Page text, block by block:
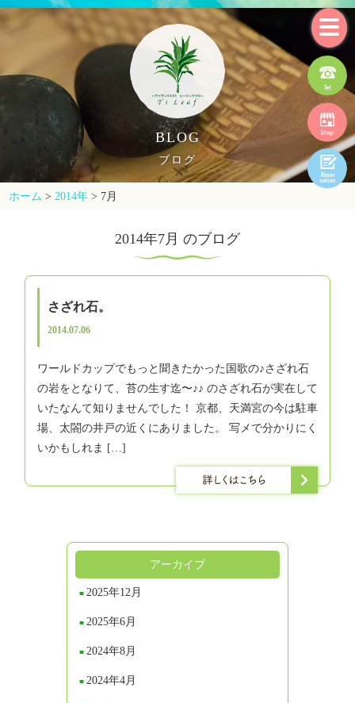
BLOG
ブログ
ホーム >2014年 > 7月
2014年7月 のブログ
さざれ石。
2014.07.06
ワールドカップでもっと聞きたかった国歌の♪さざれ石
の岩をとなりて、苔の生す迄〜♪♪ のさざれ石が実在して
いたなんて知りませんでした！ 京都、天満宮の今は駐車
場、太閤の井戸の近くにありました。 写メで分かりにく
いかもしれま […]
アーカイブ
2025年12月
2025年6月
2024年8月
2024年4月